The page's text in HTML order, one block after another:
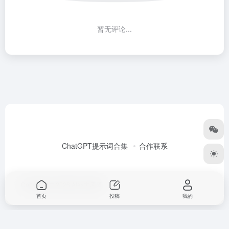
暂无评论...
ChatGPT提示词合集 合作联系
Copyright © 2026
首页 投稿 我的